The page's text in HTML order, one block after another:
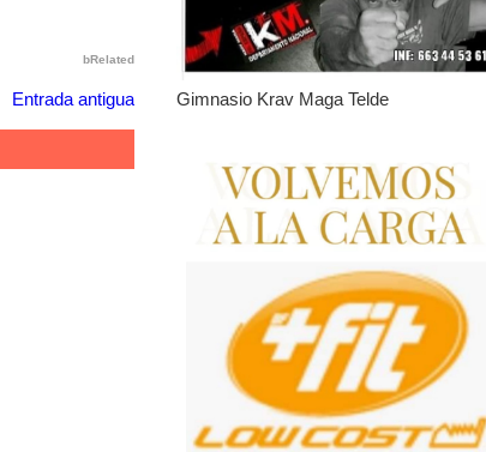
Gimnasio Krav Maga Telde
bRelated
Entrada antigua